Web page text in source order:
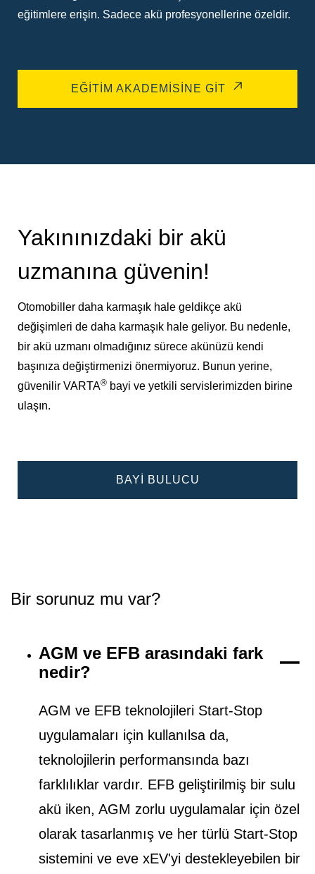
eğitimlere erişin. Sadece akü profesyonellerine özeldir.
EĞITIM AKADEMISINE GIT
Yakınınızdaki bir akü
uzmanına güvenin!
Otomobiller daha karmaşık hale geldikçe akü
değişimleri de daha karmaşık hale geliyor. Bu nedenle,
bir akü uzmanı olmadığınız sürece akünüzü kendi
başınıza değiştirmenizi önermiyoruz. Bunun yerine,
güvenilir VARTA® bayi ve yetkili servislerimizden birine
ulaşın.
BAYI BULUCU
Bir sorunuz mu var?
AGM ve EFB arasındaki fark
nedir?
AGM ve EFB teknolojileri Start-Stop
uygulamaları için kullanılsa da,
teknolojilerin performansında bazı
farklılıklar vardır. EFB geliştirilmiş bir sulu
akü iken, AGM zorlu uygulamalar için özel
olarak tasarlanmış ve her türlü Start-Stop
sistemini ve eve xEV'yi destekleyebilen bir